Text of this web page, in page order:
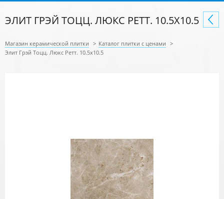
ЭЛИТ ГРЭЙ ТОЦЦ. ЛЮКС РЕТТ. 10.5X10.5
Магазин керамической плитки > Каталог плитки с ценами >
Элит Грэй Тоцц. Люкс Ретт. 10.5x10.5